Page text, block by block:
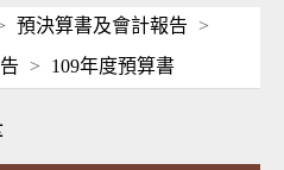
預決算書及會計報告
109年度預算書